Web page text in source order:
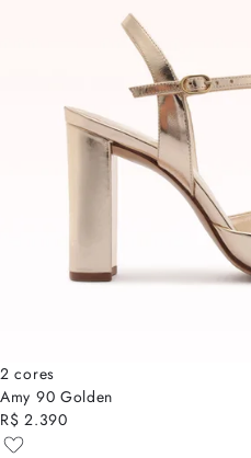
2 cores
Amy 90 Golden
R$ 2.390